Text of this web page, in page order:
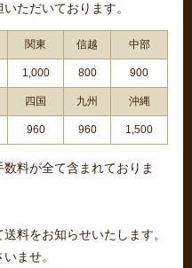
ただいております。
関東 信越 中部
1,000 800 900
四国 九州 沖縄
960 960 1,500
料が全て含まれておりま
料をお知らせいたします。
ませ。